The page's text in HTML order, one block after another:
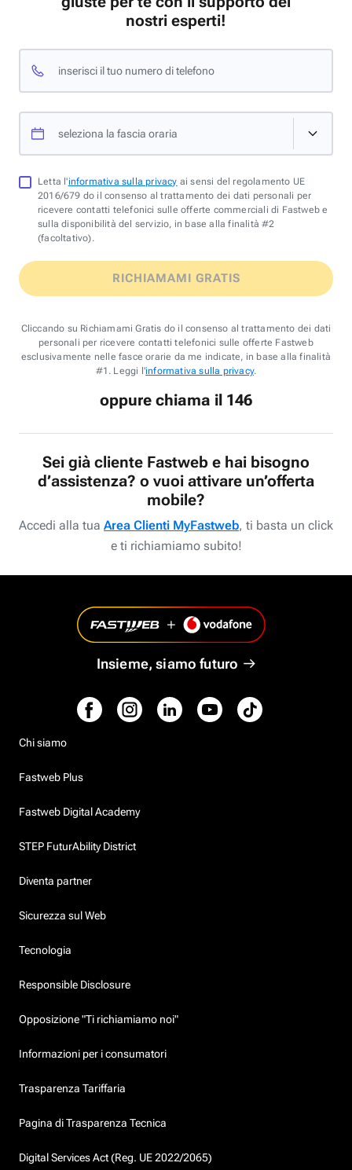
nostri esperti!
inserisci il tuo numero di telefono
seleziona la fascia oraria
Letta l'informativa sulla privacy ai sensi del regolamento UE
2016/679 do il consenso al trattamento dei dati personali per
ricevere contatti telefonici sulle offerte commerciali di Fastweb e
sulla disponibilità del servizio, in base alla finalità #2
(facoltativo).
RICHIAMAMI GRATIS
Cliccando su Richiamami Gratis do il consenso al trattamento dei dati
personali per ricevere contatti telefonici sulle offerte Fastweb
esclusivamente nelle fasce orarie da me indicate, in base alla finalità
#1. Leggi l'informativa sulla privacy.
oppure chiama il 146
Sei già cliente Fastweb e hai bisogno
d’assistenza? o vuoi attivare un’offerta
mobile?
Accedi alla tua Area Clienti MyFastweb, ti basta un click
e ti richiamiamo subito!
Insieme, siamo futuro
Chi siamo
Fastweb Plus
Fastweb Digital Academy
STEP FuturAbility District
Diventa partner
Sicurezza sul Web
Tecnologia
Responsible Disclosure
Opposizione "Ti richiamiamo noi"
Informazioni per i consumatori
Trasparenza Tariffaria
Pagina di Trasparenza Tecnica
Digital Services Act (Reg. UE 2022/2065)